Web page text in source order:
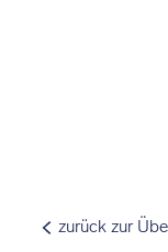
zurück zur